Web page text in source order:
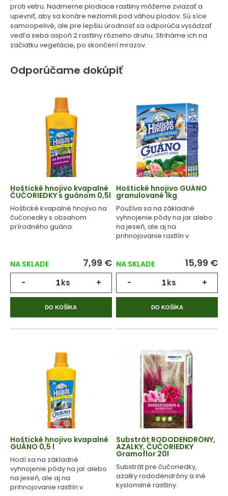
proti vetru. Nadmerne plodiace rastliny môžeme zviazať a
upevniť, aby sa konáre nezlomili pod váhou plodov. Sú síce
samoopelivé, ale pre lepšiu úrodnosť sa odporúča vysádzať
vedľa seba aspoň 2 rastliny rôzneho druhu. Striháme ich na
začiatku vegetácie, po skončení mrazov.
Odporúčame dokúpiť
Hoštické hnojivo kvapalné
ČUČORIEDKY s guánom 0,5l
Hoštické kvapalné hnojivo na
čučoriedky s obsahom
prírodného guána.
NA SKLADE 7,99 €
- ks +
DO KOŠÍKA
Hoštické hnojivo GUÁNO
granulované 1kg
Používa sa na základné
vyhnojenie pôdy na jar alebo
na jeseň, ale aj na
prihnojovanie rastlín v
NA SKLADE 15,99 €
- ks +
DO KOŠÍKA
Hoštické hnojivo kvapalné
GUÁNO 0,5 l
Hodí sa na základné
vyhnojenie pôdy na jar alebo
na jeseň, ale aj na
prihnojovanie rastlín v
Substrát RODODENDRÓNY,
AZALKY, ČUČORIEDKY
Gramoflor 20l
Substrát pre čučoriedky,
azalky rododendróny a iné
kyslomilné rastliny.